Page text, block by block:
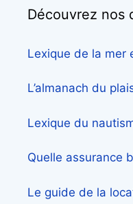
Découvrez nos
Lexique de la mer
L’almanach du
Lexique du
Quelle assurance
Le guide de la